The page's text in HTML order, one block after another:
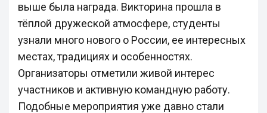
выше была награда. Викторина прошла в
тёплой дружеской атмосфере, студенты
узнали много нового о России, ее интересных
местах, традициях и особенностях.
Организаторы отметили живой интерес
участников и активную командную работу.
Подобные мероприятия уже давно стали